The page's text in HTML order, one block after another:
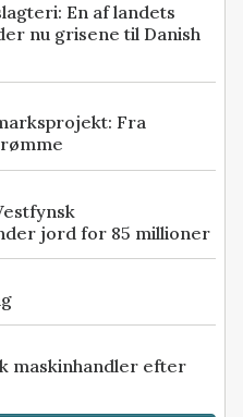
En af landets
nu grisene til Danish
Fra
jord for 85 millioner
maskinhandler efter